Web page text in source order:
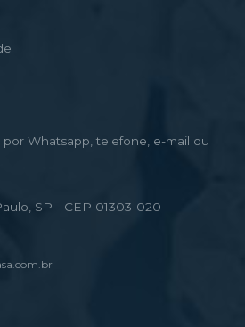
Whatsapp, telefone, e-mail ou
SP - CEP 01303-020